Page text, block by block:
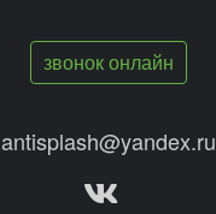
звонок онлайн
antisplash@yandex.ru